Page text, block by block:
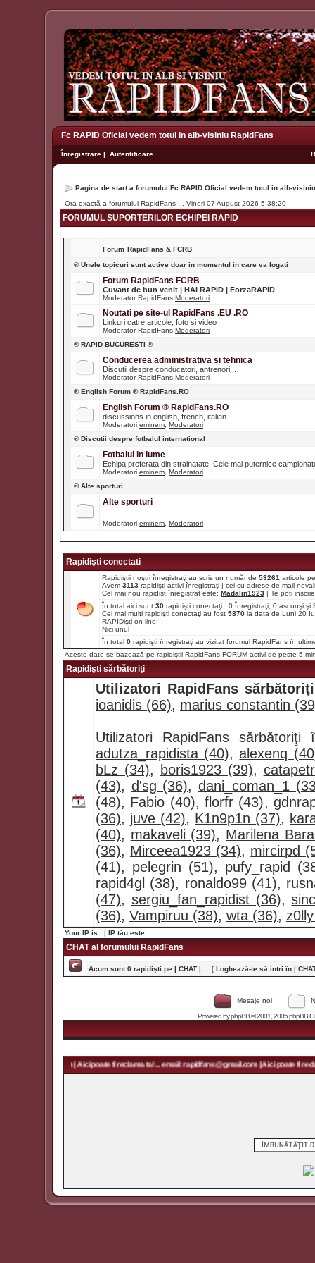
Fc RAPID Oficial vedem totul in alb-visiniu RapidFans
Înregistrare | Autentificare
Pagina de start a forumului Fc RAPID Oficial vedem totul in alb-
Ora exactă a forumului RapidFans ... Vineri 07 August 2026 5:38:20
FORUMUL SUPORTERILOR ECHIPEI RAPID
Forum RapidFans & FCRB
® Unele topicuri sunt active doar in momentul in care va logati
Forum RapidFans FCRB
Cuvant de bun venit | HAI RAPID | ForzaRAPID
Moderator RapidFans Moderatori
Noutati pe site-ul RapidFans .EU .RO
Linkuri catre articole, foto si video
Moderator RapidFans Moderatori
® RAPID BUCURESTI ®
Conducerea administrativa si tehnica
Discutii despre conducatori, antrenori...
Moderator RapidFans Moderatori
® English Forum ® RapidFans.RO
English Forum ® RapidFans.RO
discussions in english, french, italian...
Moderatori eminem Moderatori
® Discutii despre fotbalul international
Fotbalul in lume
Echipa preferata din strainatate. Cele mai puternice
Moderatori eminem Moderatori
® Alte sporturi
Alte sporturi
Moderatori eminem Moderatori
Rapidişti conectati
Rapidiştii noştri înregistraţi au scris un număr de 53261 articole
Avem 3113 rapidişti activi înregistraţi | cei cu adrese de mail
Cel mai nou rapidist înregistrat este: Madalin1923 | Te poti
În total aici sunt 30 rapidişti conectaţi : 0 Înregistraţi, 0 ascunşi
Cei mai mulţi rapidişti conectaţi au fost 5870 la data de Luni 20
RAPIDişti on-line:
Nici unul
În total 0 rapidişti înregistraţi au vizitat forumul RapidFans în
Aceste date se bazează pe rapidiştii RapidFans FORUM activi de peste 5
Rapidişti sărbătoriţi
Utilizatori RapidFans
ioanidis (66), marius constantin
Utilizatori RapidFans
adutza_rapidista (40),alexenq
bLz (34), boris1923 (39),
(43), d'sg (36),dani_coman_1
(48), Fabio (40),florfr (43),
(36), juve (42), K1n9p1n (37),
(40), makaveli (39), Marilena
(36), Mirceea1923 (34), mircirpd
(41), pelegrin (51), pufy_rapid
rapid4gl (38), ronaldo99 (41),
(47), sergiu_fan_rapidist (36),
(36), Vampiruu (38), wta (36),
Your IP is : | IP tău este :
CHAT al forumului RapidFans
Acum sunt 0 rapidişti pe | CHAT | [ Loghează-te să intri în |
Mesaje noi
Powered byphpBB© 2001, 2005 phpBB
| Aici poate fi reclama ta! ... email: rapidfans@gmail.com | Aici poate fi